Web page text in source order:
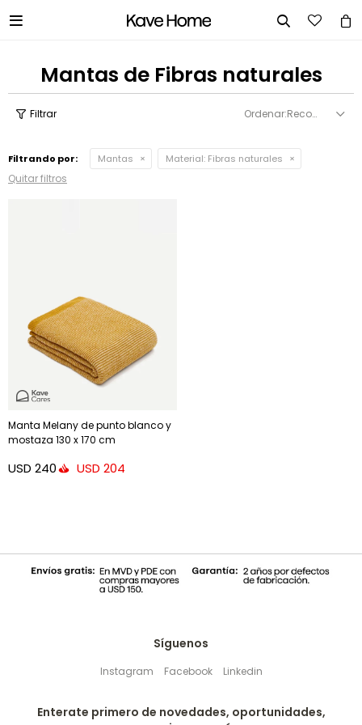
 
Mantas de Fibras naturales
Recomendados
Filtrando por: Mantas Material: Fibras naturales
Quitar filtros
Manta Melany de punto blanco y
mostaza 130 x 170 cm
USD 240 USD 204
Síguenos
Instagram Facebook Linkedin
Enterate primero de novedades, oportunidades,